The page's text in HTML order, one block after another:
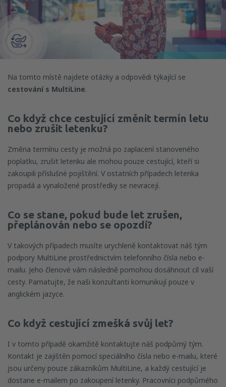
Na tomto místě najdete otázky a odpovědi týkající se
cestování s MultiLine.
Co když chce cestující změnit termín letu
nebo zrušit letenku?
Změna termínu cesty je možná po zaplacení stanoveného
poplatku, zrušit letenku ale mohou pouze cestující, kteří si
zakoupili příslušné pojištění. V ostatních případech letenka
propadá a vynaložené prostředky se nevracejí.
Co se stane, pokud bude let zrušen,
přeplánován nebo se opozdí?
V takových případech musíte urychleně kontaktovat náš tým
podpory MultiLine prostřednictvím telefonního čísla nebo e-
mailu. Jeho členové vám následně pomohou dosáhnout cíl vaší
cesty. Pamatujte, že naši konzultanti komunikují pouze v
anglickém jazyce.
Co když cestující zmešká svůj let?
I v tomto případě okamžitě kontaktujte náš podpůrný tým.
Kontakt je zajištěn pomocí speciálního čísla nebo e-mailu, které
jsou určeny pouze zákazníkům MultiLine, a každý cestující je
dostane e-mailem po zakoupení letenky. Pracovníci podpůrného